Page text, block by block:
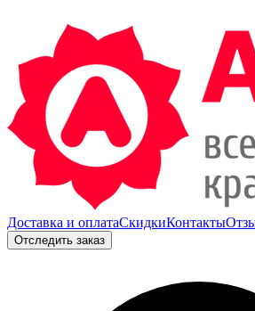
Доставка и оплатаСкидкиКонтакты
Отследить заказ